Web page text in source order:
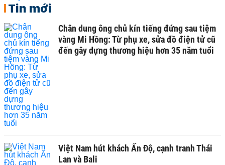
Tin mới
Chân dung ông chủ kín tiếng đứng sau tiệm
vàng Mi Hồng: Từ phụ xe, sửa đồ điện tử cũ
đến gây dựng thương hiệu hơn 35 năm tuổi
Việt Nam hút khách Ấn Độ, cạnh tranh Thái
Lan và Bali